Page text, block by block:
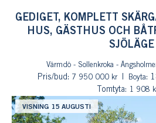
GEDIGET, KOMPLETT
HUS, GÄSTHUS OCH
SJÖLÄGE
Värmdö - Sollenkroka -
Pris/bud: 7 950 000 kr Boyta:
Tomtyta:
1 908
VISNING 15 AUGUSTI